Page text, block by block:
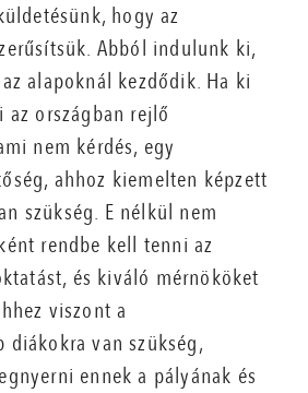
hogy az
Abból indulunk ki,
alapoknál kezdődik. Ha ki
országban rejlő
nem kérdés, egy
ahhoz kiemelten képzett
szükség. E nélkül nem
rendbe kell tenni az
és kiváló mérnököket
viszont a
diákokra van szükség,
ennek a pályának és